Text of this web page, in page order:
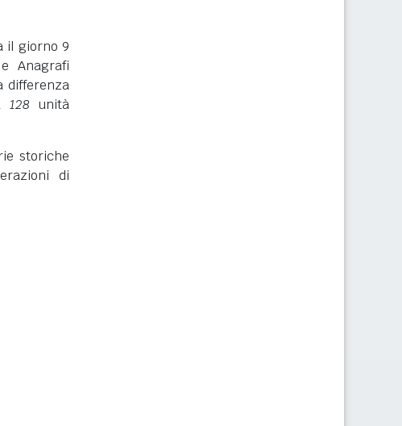
il giorno 9
Anagrafi
differenza
128 unità
storiche
di